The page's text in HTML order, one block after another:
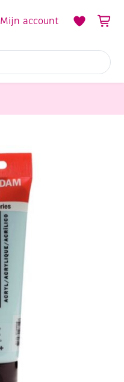
Mijn account